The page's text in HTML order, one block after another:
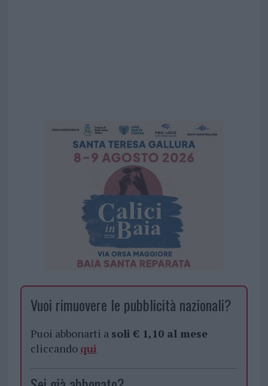
Vuoi rimuovere le pubblicità nazionali?
Puoi abbonarti a soli € 1,10 al mese
cliccando qui